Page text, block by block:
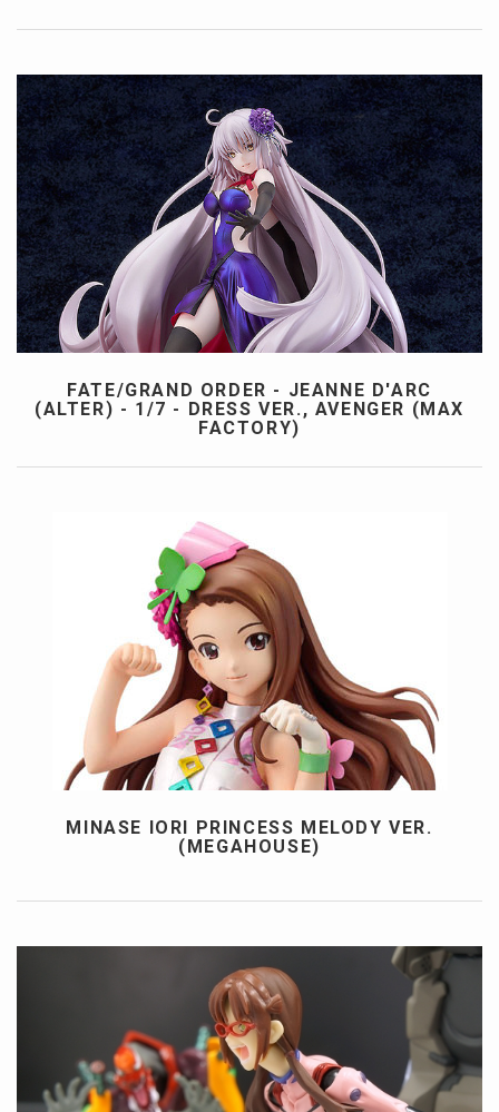
FATE/GRAND ORDER - JEANNE D'ARC
(ALTER) - 1/7 - DRESS VER., AVENGER (MAX
FACTORY)
MINASE IORI PRINCESS MELODY VER.
(MEGAHOUSE)